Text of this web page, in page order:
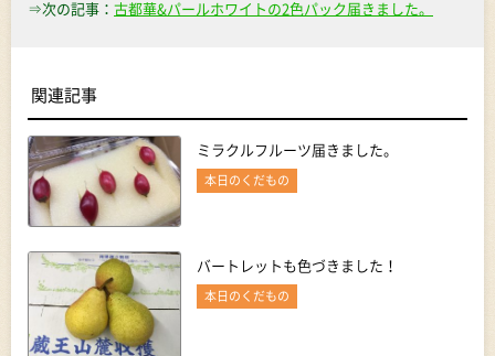
⇒次の記事： 古都華&パールホワイトの2色パック届きました。
関連記事
ミラクルフルーツ届きました。
本日のくだもの
バートレットも色づきました！
本日のくだもの